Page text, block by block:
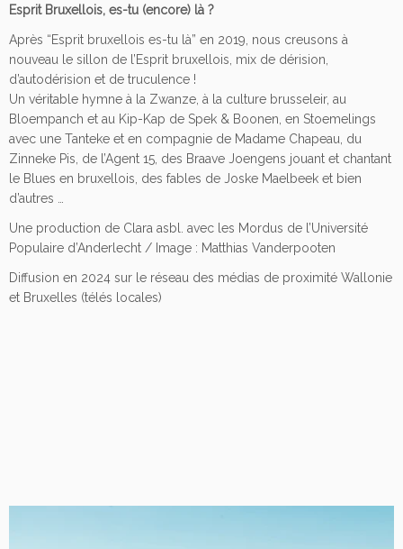
Esprit Bruxellois, es-tu (encore) là ?
Après “Esprit bruxellois es-tu là” en 2019, nous creusons à
nouveau le sillon de l’Esprit bruxellois, mix de dérision,
d’autodérision et de truculence !
Un véritable hymne à la Zwanze, à la culture brusseleir, au
Bloempanch et au Kip-Kap de Spek & Boonen, en Stoemelings
avec une Tanteke et en compagnie de Madame Chapeau, du
Zinneke Pis, de l’Agent 15, des Braave Joengens jouant et chantant
le Blues en bruxellois, des fables de Joske Maelbeek et bien
d’autres …
Une production de Clara asbl. avec les Mordus de l’Université
Populaire d’Anderlecht / Image : Matthias Vanderpooten
Diffusion en 2024 sur le réseau des médias de proximité Wallonie
et Bruxelles (télés locales)